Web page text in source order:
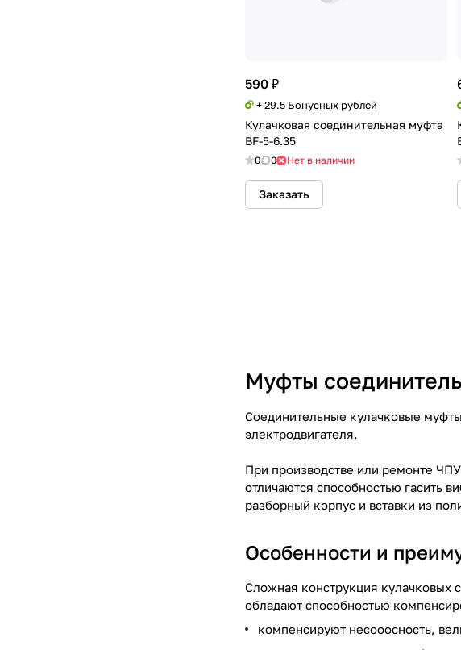
590 ₽
+ 29.5 Бонусных рублей
Кулачковая соединительная муфта
BF-5-6.35
0 0 Нет в наличии
Заказать
Муфты
Соединительные кулачковые
электродвигателя.
При производстве или ремонте
отличаются способностью гасить
разборный корпус и вставки из
Особенности и
Сложная конструкция кулачковых
обладают способностью
компенсируют несооосность,